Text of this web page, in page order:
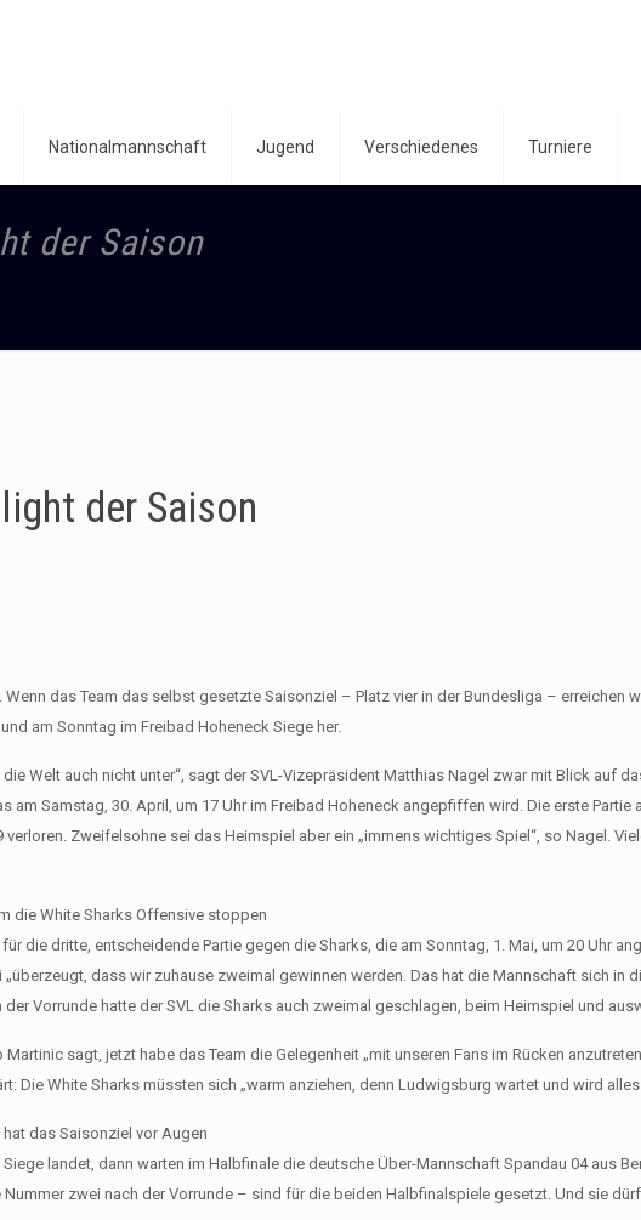
Nationalmannschaft Jugend Verschiedenes Turniere
der Saison
der Saison
das Team das selbst gesetzte Saisonziel – Platz vier in der Bundesliga – erreichen
am Sonntag im Freibad Hoheneck Siege her.
Welt auch nicht unter“, sagt der SVL-Vizepräsident Matthias Nagel zwar mit Blick auf
am Samstag, 30. April, um 17 Uhr im Freibad Hoheneck angepfiffen wird. Die erste Partie
Zweifelsohne sei das Heimspiel aber ein „immens wichtiges Spiel“, so Nagel.
die White Sharks Offensive stoppen
die dritte, entscheidende Partie gegen die Sharks, die am Sonntag, 1. Mai, um 20 Uhr
„überzeugt, dass wir zuhause zweimal gewinnen werden. Das hat die Mannschaft sich in
Vorrunde hatte der SVL die Sharks auch zweimal geschlagen, beim Heimspiel und
sagt, jetzt habe das Team die Gelegenheit „mit unseren Fans im Rücken
Die White Sharks müssten sich „warm anziehen, denn Ludwigsburg wartet und wird alles
das Saisonziel vor Augen
landet, dann warten im Halbfinale die deutsche Über-Mannschaft Spandau 04 aus
zwei nach der Vorrunde – sind für die beiden Halbfinalspiele gesetzt. Und sie